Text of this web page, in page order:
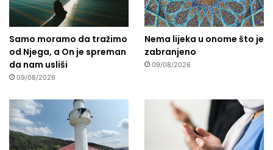
Samo moramo da tražimo
od Njega, a On je spreman
da nam usliši
09/08/2026
Nema lijeka u onome što je
zabranjeno
09/08/2026